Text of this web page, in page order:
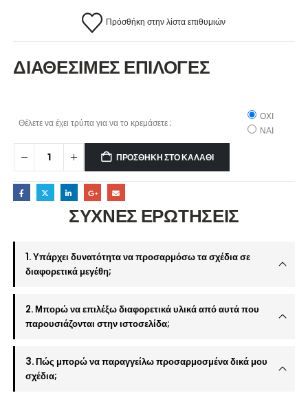
Πρόσθήκη στην λίστα επιθυμιών
ΔΙΑΘΕΣΙΜΕΣ ΕΠΙΛΟΓΕΣ
Θέλετε να έχει τρύπα για να το κρεμάσετε ;
ΟΧΙ
ΝΑΙ
ΠΡΟΣΘΉΚΗ ΣΤΟ ΚΑΛΆΘΙ
ΣΥΧΝΕΣ ΕΡΩΤΗΣΕΙΣ
1. Υπάρχει δυνατότητα να προσαρμόσω τα σχέδια σε
διαφορετικά μεγέθη;
2. Μπορώ να επιλέξω διαφορετικά υλικά από αυτά που
παρουσιάζονται στην ιστοσελίδα;
3. Πώς μπορώ να παραγγείλω προσαρμοσμένα δικά μου
σχέδια;